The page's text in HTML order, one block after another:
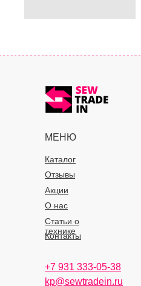
МЕНЮ
Каталог
О нас
Статьи о
технике
Отзывы
Акции
Контакты
+7 931 333-05-38
kp@sewtradein.ru